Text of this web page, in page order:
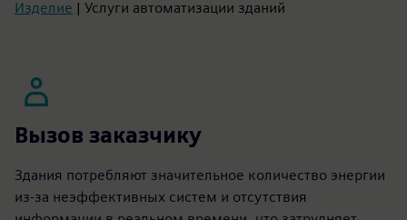
Изделие | Услуги автоматизации зданий
Вызов заказчику
Здания потребляют значительное количество энергии
из-за неэффективных систем и отсутствия